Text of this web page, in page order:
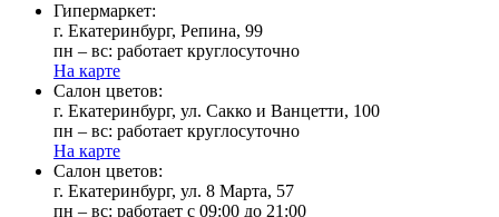
Гипермаркет:
г. Екатеринбург, Репина, 99
пн – вс: работает круглосуточно
На карте
Cалон цветов:
г. Екатеринбург, ул. Сакко и Ванцетти, 100
пн – вс: работает круглосуточно
На карте
Cалон цветов:
г. Екатеринбург, ул. 8 Марта, 57
пн – вс: работает с 09:00 до 21:00